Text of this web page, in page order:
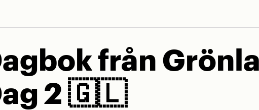
från
2 🇬🇱